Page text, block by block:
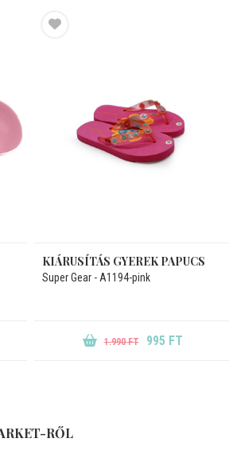
KIÁRUSÍTÁS GYEREK PAPUCS
Super Gear - A1194-pink
1.990 FT 995 FT
RŐL